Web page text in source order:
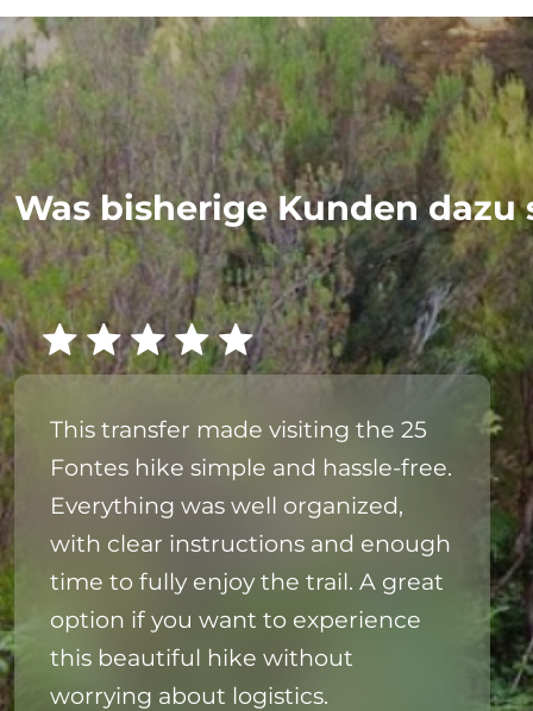
Was bisherige Kunden dazu
This transfer made visiting the 25
Fontes hike simple and hassle-free.
Everything was well organized,
with clear instructions and enough
time to fully enjoy the trail. A great
option if you want to experience
this beautiful hike without
worrying about logistics.